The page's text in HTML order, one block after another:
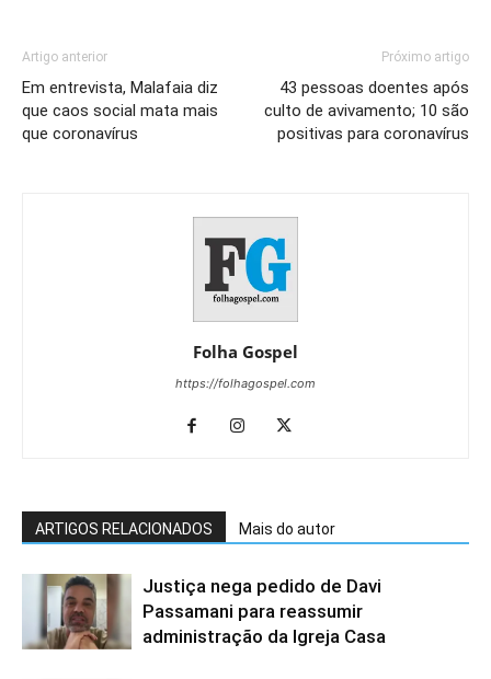
Artigo anterior
Em entrevista, Malafaia diz
que caos social mata mais
que coronavírus
Próximo artigo
43 pessoas doentes após
culto de avivamento; 10 são
positivas para coronavírus
Folha Gospel
https://folhagospel.com
ARTIGOS RELACIONADOS Mais do autor
Justiça nega pedido de Davi
Passamani para reassumir
administração da Igreja Casa